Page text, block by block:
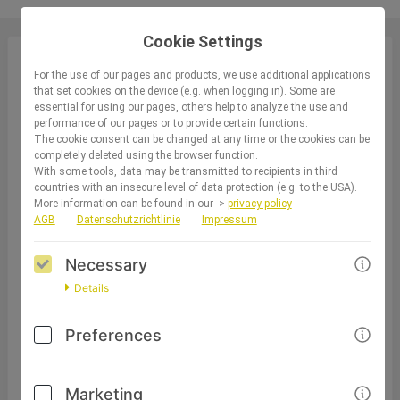
Yogatherapie Online-Ausbildung
MEDIZINISCH FUNDIERTE AUS- UND
WEITERBILDUNG
Yogatherapie-
Ausbildung
Cookie Settings
For the use of our pages and products, we use additional applications
that set cookies on the device (e.g. when logging in). Some are
essential for using our pages, others help to analyze the use and
performance of our pages or to provide certain functions.
The cookie consent can be changed at any time or the cookies can be
completely deleted using the browser function.
With some tools, data may be transmitted to recipients in third
countries with an insecure level of data protection (e.g. to the USA).
More information can be found in our -> privacy policy
AGB
Datenschutzrichtlinie Impressum
Necessary
Details
Preferences
Marketing